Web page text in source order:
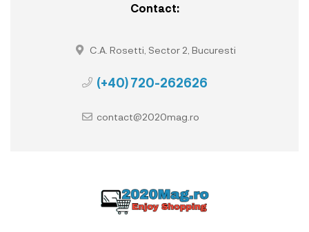
Contact:
C.A. Rosetti, Sector 2, Bucuresti
(+40) 720-262626
contact@2020mag.ro